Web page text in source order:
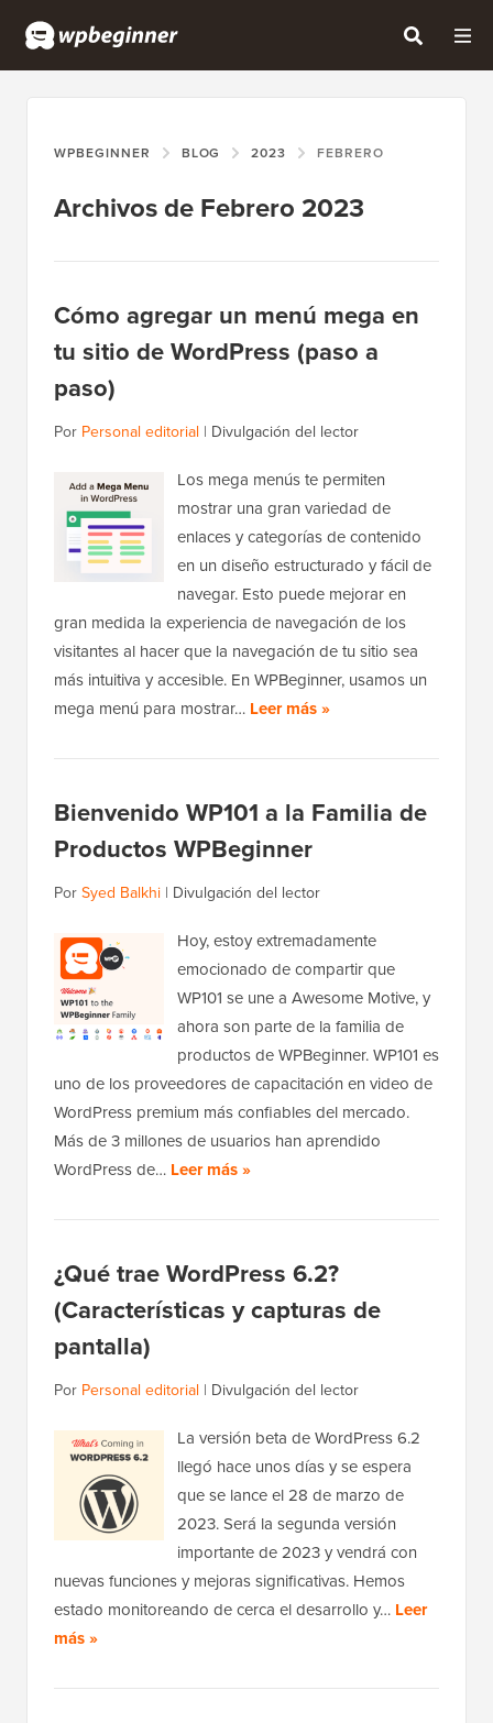
WPBEGINNER BLOG 2023 FEBRERO
Archivos de Febrero 2023
Cómo agregar un menú mega en
tu sitio de WordPress (paso a
paso)
Por Personal editorial | Divulgación del lector
Los mega menús te permiten
mostrar una gran variedad de
enlaces y categorías de contenido
en un diseño estructurado y fácil de
navegar. Esto puede mejorar en
gran medida la experiencia de navegación de los
visitantes al hacer que la navegación de tu sitio sea
más intuitiva y accesible. En WPBeginner, usamos un
mega menú para mostrar… Leer más »
Bienvenido WP101 a la Familia de
Productos WPBeginner
Por Syed Balkhi | Divulgación del lector
Hoy, estoy extremadamente
emocionado de compartir que
WP101 se une a Awesome Motive, y
ahora son parte de la familia de
productos de WPBeginner. WP101 es
uno de los proveedores de capacitación en video de
WordPress premium más confiables del mercado.
Más de 3 millones de usuarios han aprendido
WordPress de… Leer más »
¿Qué trae WordPress 6.2?
(Características y capturas de
pantalla)
Por Personal editorial | Divulgación del lector
La versión beta de WordPress 6.2
llegó hace unos días y se espera
que se lance el 28 de marzo de
2023. Será la segunda versión
importante de 2023 y vendrá con
nuevas funciones y mejoras significativas. Hemos
estado monitoreando de cerca el desarrollo y… Leer
más »